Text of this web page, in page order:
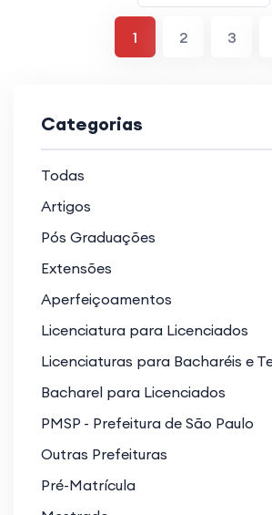
Categorias
Todas
Artigos
Pós Graduações
Extensões
Aperfeiçoamentos
Licenciatura para Licenciados
Licenciaturas para Bacharéis e
Bacharel para Licenciados
PMSP - Prefeitura de São Paulo
Outras Prefeituras
Pré-Matrícula
1 2 3